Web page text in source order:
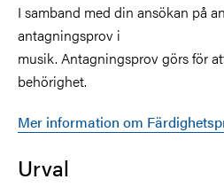
I samband med din ansökan på
antagningsprov i
musik. Antagningsprov görs för
behörighet.
Mer information om
Urval